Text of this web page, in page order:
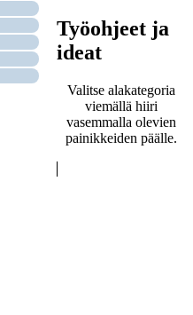
Työohjeet ja
ideat
Valitse alakategoria
viemällä hiiri
vasemmalla olevien
painikkeiden päälle.